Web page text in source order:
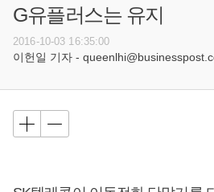
G유플러스는 유지
2016-10-03 16:35:00
이헌일 기자 -